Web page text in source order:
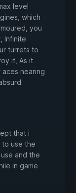
level
which
you
Infinite
turrets to
it, As it
nearing
that i
use the
and the
in game